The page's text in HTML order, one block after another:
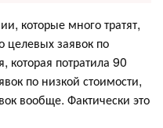
которые много тратят,
целевых заявок по
которая потратила 90
по низкой стоимости,
вообще. Фактически это